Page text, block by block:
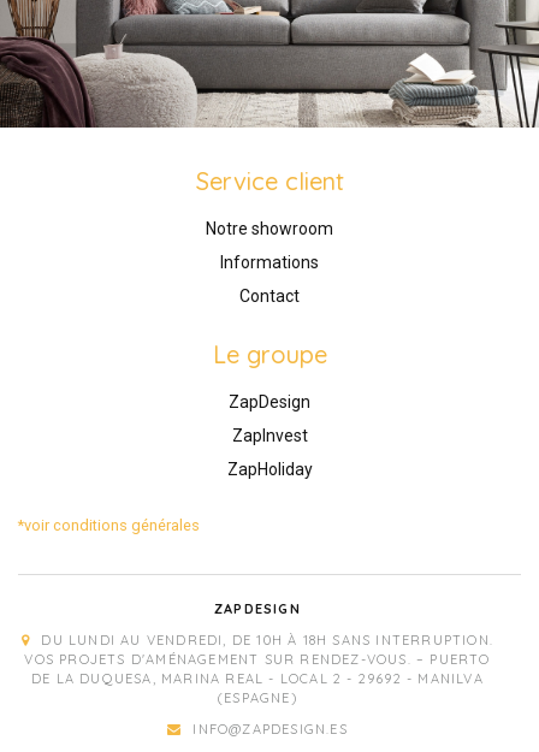
Service client
Notre showroom
Informations
Contact
Le groupe
ZapDesign
ZapInvest
ZapHoliday
*voir conditions générales
ZAPDESIGN
DU LUNDI AU VENDREDI, DE 10H À 18H SANS INTERRUPTION.
VOS PROJETS D'AMÉNAGEMENT SUR RENDEZ-VOUS. – PUERTO
DE LA DUQUESA, MARINA REAL - LOCAL 2 - 29692 - MANILVA
(ESPAGNE)
INFO@ZAPDESIGN.ES